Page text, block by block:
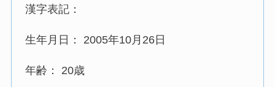
漢字表記：
生年月日： 2005年10月26日
年齢： 20歳